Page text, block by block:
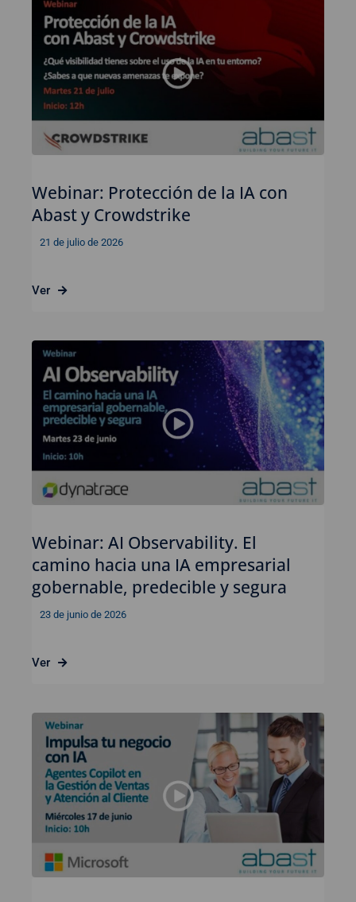
Webinar: Protección de la IA con
Abast y Crowdstrike
21 de julio de 2026
Ver
Webinar: AI Observability. El
camino hacia una IA empresarial
gobernable, predecible y segura
23 de junio de 2026
Ver